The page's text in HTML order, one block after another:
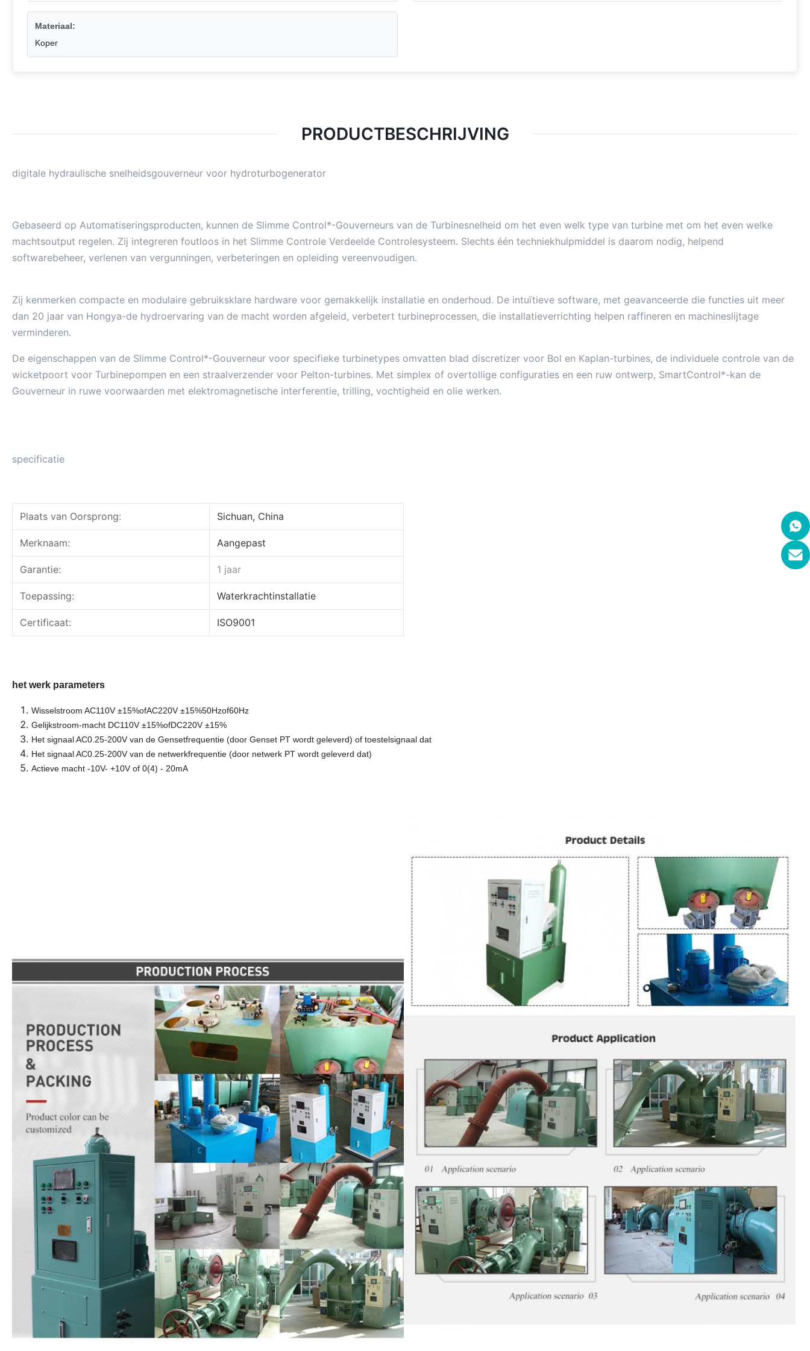
Materiaal:
Koper
PRODUCTBESCHRIJVING
digitale hydraulische snelheidsgouverneur voor hydroturbogenerator
Gebaseerd op Automatiseringsproducten, kunnen de Slimme Control*-Gouverneurs van de Turbinesnelheid om het even welk type van turbine met om het even welke
machtsoutput regelen. Zij integreren foutloos in het Slimme Controle Verdeelde Controlesysteem. Slechts één techniekhulpmiddel is daarom nodig, helpend
softwarebeheer, verlenen van vergunningen, verbeteringen en opleiding vereenvoudigen.
Zij kenmerken compacte en modulaire gebruiksklare hardware voor gemakkelijk installatie en onderhoud. De intuïtieve software, met geavanceerde die functies uit meer
dan 20 jaar van Hongya-de hydroervaring van de macht worden afgeleid, verbetert turbineprocessen, die installatieverrichting helpen raffineren en machineslijtage
verminderen.
De eigenschappen van de Slimme Control*-Gouverneur voor specifieke turbinetypes omvatten blad discretizer voor Bol en Kaplan-turbines, de individuele controle van de
wicketpoort voor Turbinepompen en een straalverzender voor Pelton-turbines. Met simplex of overtollige configuraties en een ruw ontwerp, SmartControl*-kan de
Gouverneur in ruwe voorwaarden met elektromagnetische interferentie, trilling, vochtigheid en olie werken.
specificatie
Plaats van Oorsprong: Sichuan, China
Merknaam: Aangepast
Garantie: 1 jaar
Toepassing: Waterkrachtinstallatie
Certificaat: ISO9001
het werk parameters
Wisselstroom AC110V ±15%ofAC220V ±15%50Hzof60Hz
Gelijkstroom-macht DC110V ±15%ofDC220V ±15%
Het signaal AC0.25-200V van de Gensetfrequentie (door Genset PT wordt geleverd) of toestelsignaal dat
Het signaal AC0.25-200V van de netwerkfrequentie (door netwerk PT wordt geleverd dat)
Actieve macht -10V- +10V of 0(4) - 20mA